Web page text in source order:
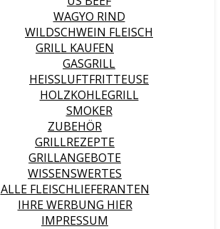
WAGYO RIND
WILDSCHWEIN FLEISCH
GRILL KAUFEN
GASGRILL
HEISSLUFTFRITTEUSE
HOLZKOHLEGRILL
SMOKER
ZUBEHÖR
GRILLREZEPTE
GRILLANGEBOTE
WISSENSWERTES
ALLE FLEISCHLIEFERANTEN
IHRE WERBUNG HIER
IMPRESSUM